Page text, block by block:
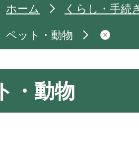
ホーム
くらし・手続
ペット・動物
・動物